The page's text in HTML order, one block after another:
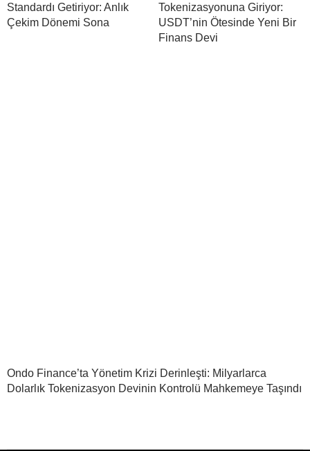
Standardı Getiriyor: Anlık
Çekim Dönemi Sona
Tokenizasyonuna Giriyor:
USDT’nin Ötesinde Yeni Bir
Finans Devi
Ondo Finance’ta Yönetim Krizi Derinleşti: Milyarlarca
Dolarlık Tokenizasyon Devinin Kontrolü Mahkemeye Taşındı